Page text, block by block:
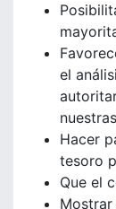
el
Hacer
tesoro
Que el